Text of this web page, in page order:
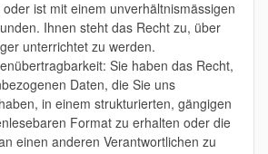
ist mit einem unverhältnismässigen
Ihnen steht das Recht zu, über
unterrichtet zu werden.
Sie haben das Recht,
Daten, die Sie uns
in einem strukturierten, gängigen
Format zu erhalten oder die
einen anderen Verantwortlichen zu